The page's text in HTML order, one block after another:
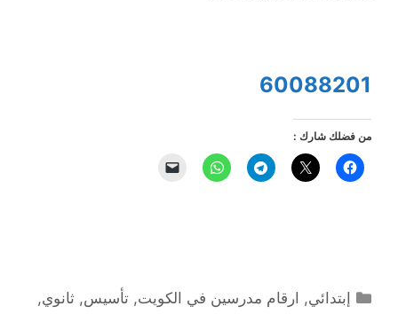
60088201
من فضلك شارك :
التصنيفات
إبتدائي, ارقام مدرسين في الكويت,تأسيس,ثانوي,